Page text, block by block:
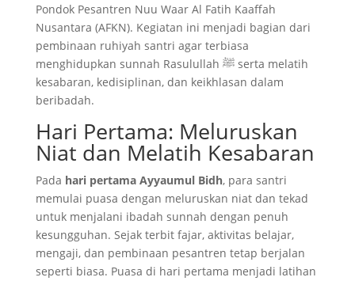
Pondok Pesantren Nuu Waar Al Fatih Kaaffah
Nusantara (AFKN). Kegiatan ini menjadi bagian dari
pembinaan ruhiyah santri agar terbiasa
menghidupkan sunnah Rasulullah ﷺ serta melatih
kesabaran, kedisiplinan, dan keikhlasan dalam
beribadah.
Hari Pertama: Meluruskan
Niat dan Melatih Kesabaran
Pada hari pertama Ayyaumul Bidh, para santri
memulai puasa dengan meluruskan niat dan tekad
untuk menjalani ibadah sunnah dengan penuh
kesungguhan. Sejak terbit fajar, aktivitas belajar,
mengaji, dan pembinaan pesantren tetap berjalan
seperti biasa. Puasa di hari pertama menjadi latihan